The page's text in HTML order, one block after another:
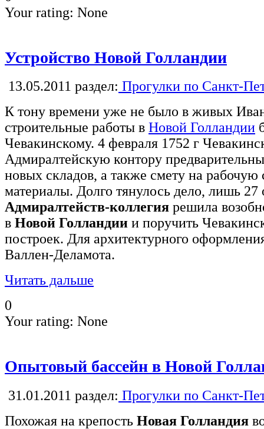
Your rating: None
Устройство Новой Голландии
13.05.2011 раздел: Прогулки по Санкт-
К тону времени уже не было в живых
строительные работы в Новой Голландии
Чевакинскому. 4 февраля 1752 г
Адмиралтейскую контору
новых складов, а также смету на рабочую
материалы. Долго тянулось дело, лишь 27
Адмиралтейств-коллегия решила
в Новой Голландии и поручить
построек. Для архитектурного
Валлен-Деламота.
Читать дальше
0
Your rating: None
Опытовый бассейн в Новой
31.01.2011 раздел: Прогулки по Санкт-
Похожая на крепость Новая Голландия